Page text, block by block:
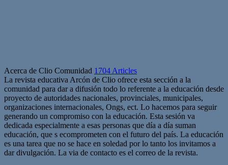
Acerca de Clio Comunidad 1704 Articles
La revista educativa Arcón de Clio ofrece esta sección a la
comunidad para dar a difusión todo lo referente a la educación desde
proyecto de autoridades nacionales, provinciales, municipales,
organizaciones internacionales, Ongs, ect. Lo hacemos para seguir
generando un compromiso con la educación. Esta sesión va
dedicada especialmente a esas personas que día a día suman
educación, que s ecomprometen con el futuro del país. La educación
es una tarea que no se hace en soledad por lo tanto los invitamos a
dar divulgación. La via de contacto es el correo de la revista.